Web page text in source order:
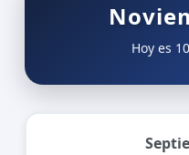
Hoy es